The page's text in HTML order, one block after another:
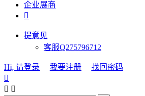
企业展商

提意见
客服Q275796712
Hi, 请登录 我要注册
找回密码

 